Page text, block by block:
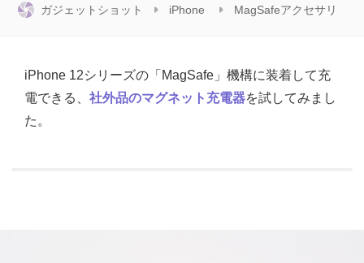
ガジェットショット iPhone MagSafeアクセサリ
iPhone 12シリーズの「MagSafe」機構に装着して充
電できる、 社外品のマグネット充電器を試してみまし
た。